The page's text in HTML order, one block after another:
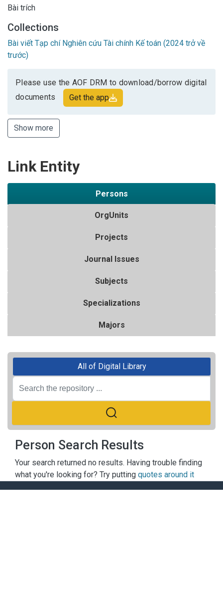
Bài trích
Collections
Bài viết Tạp chí Nghiên cứu Tài chính Kế toán (2024 trở về
trước)
Please use the AOF DRM to download/borrow digital
documents
Get the app
Show more
Link Entity
Persons
OrgUnits
Projects
Journal Issues
Subjects
Specializations
Majors
All of Digital Library
Person Search Results
Your search returned no results. Having trouble finding
what you're looking for? Try putting quotes around it